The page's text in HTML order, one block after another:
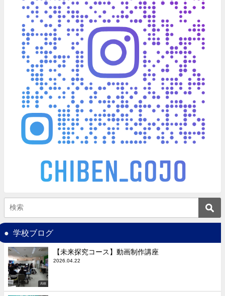
学校ブログ
高校
【未来探究コース】動画制作講座
2026.04.22